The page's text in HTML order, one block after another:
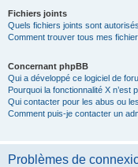
Fichiers joints
Quels fichiers joints sont
Comment trouver tous mes
Concernant phpBB
Qui a développé ce logiciel de
Pourquoi la fonctionnalité X n’est
Qui contacter pour les abus ou
Comment puis-je contacter un
Problèmes de